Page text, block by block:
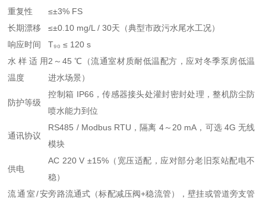
重复性
≤±3% FS
长期漂移
≤±0.10 mg/L / 30天（典型市政污水尾水工况）
响应时间
T₉₀ ≤ 120 s
水样适用
温度
2～45 ℃（流通室材质耐低温配方，应对冬季泵房低温
进水场景）
防护等级
控制箱 IP66，传感器接头处灌封密封处理，整机防尘防
喷水能力到位
通讯协议
RS485 / Modbus RTU，隔离 4～20 mA，可选 4G 无线
模块
供电
AC 220 V ±15%（宽压适配，应对部分老旧泵站配电不
稳）
流通室/安旁路流通式（标配减压阀+稳流管），壁挂或管道旁支管